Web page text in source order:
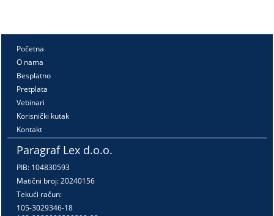
Početna
O nama
Besplatno
Pretplata
Vebinari
Korisnički kutak
Kontakt
Paragraf Lex d.o.o.
PIB: 104830593
Matični broj: 20240156
Tekući račun:
105-3029346-18